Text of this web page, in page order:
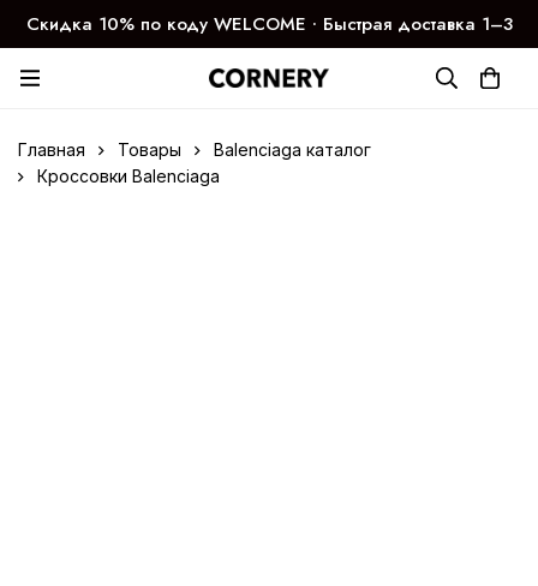
Скидка 10% по коду WELCOME ∙ Быстрая доставка 1–3
дня
Главная Товары
Balenciaga каталог
Кроссовки Balenciaga